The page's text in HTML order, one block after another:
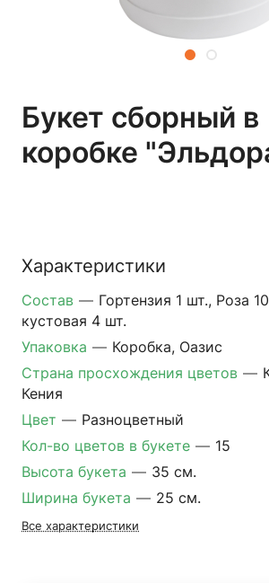
Букет сборный в
коробке
Характеристики
Состав — Гортензия 1 шт., Роза
кустовая 4 шт.
Упаковка — Коробка, Оазис
Страна просхождения цветов —
Кения
Цвет — Разноцветный
Кол-во цветов в букете — 15
Высота букета — 35 см.
Ширина букета — 25 см.
Все характеристики